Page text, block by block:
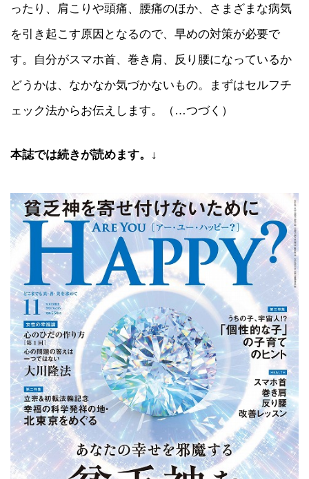
ったり、肩こりや頭痛、腰痛のほか、さまざまな病気
を引き起こす原因となるので、早めの対策が必要で
す。自分がスマホ首、巻き肩、反り腰になっているか
どうかは、なかなか気づかないもの。まずはセルフチ
ェック法からお伝えします。（…つづく）
本誌では続きが読めます。 ↓